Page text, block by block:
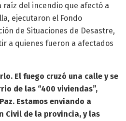
raíz del incendio que afectó a
ejecutaron el Fondo
de Situaciones de Desastre,
a quienes fueron a afectados
El fuego cruzó una calle y se
de las “400 viviendas”,
Estamos enviando a
Civil de la provincia, y las